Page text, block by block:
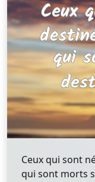
Ceux qui sont
qui sont morts